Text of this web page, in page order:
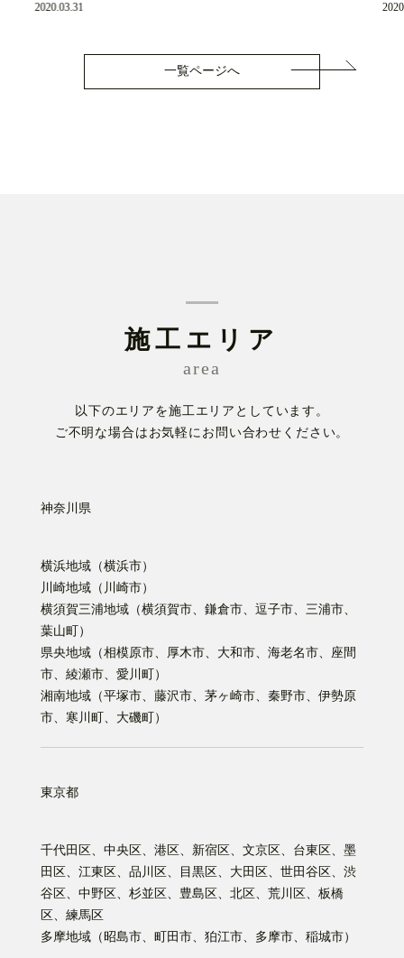
2020.03.31
一覧ページへ
施工エリア
area
以下のエリアを施工エリアとしています。
ご不明な場合はお気軽にお問い合わせください。
神奈川県
横浜地域（横浜市）
川崎地域（川崎市）
横須賀三浦地域（横須賀市、鎌倉市、逗子市、三浦市、
葉山町）
県央地域（相模原市、厚木市、大和市、海老名市、座間
市、綾瀬市、愛川町）
湘南地域（平塚市、藤沢市、茅ヶ崎市、秦野市、伊勢原
市、寒川町、大磯町）
東京都
千代田区、中央区、港区、新宿区、文京区、台東区、墨
田区、江東区、品川区、目黒区、大田区、世田谷区、渋
谷区、中野区、杉並区、豊島区、北区、荒川区、板橋
区、練馬区
多摩地域（昭島市、町田市、狛江市、多摩市、稲城市）